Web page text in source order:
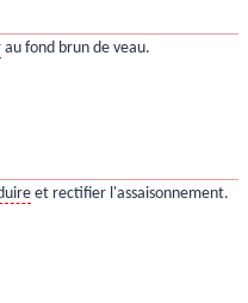
au fond brun de veau.
et rectifier l'assaisonnement.